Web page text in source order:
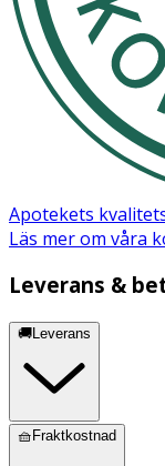
Apotekets
Läs mer om våra
Leverans &
🚚Leverans
🧺Fraktkostnad